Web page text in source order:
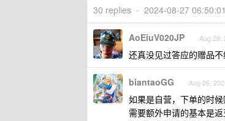
30 replies • 2024-08-27
AoEiuV020JP Aug 26,
还真没见过答应的赠品不
biantaoGG Aug 26,
如果是自营，下单的时
需要额外申请的基本是返